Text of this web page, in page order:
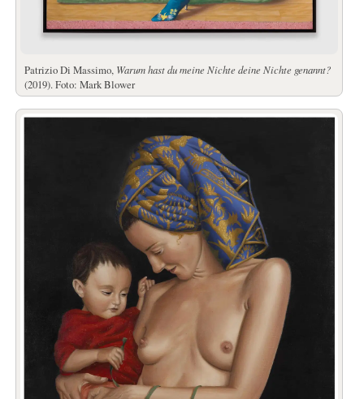
Patrizio Di Massimo, Warum hast du meine Nichte deine Nichte genannt?
(2019). Foto: Mark Blower